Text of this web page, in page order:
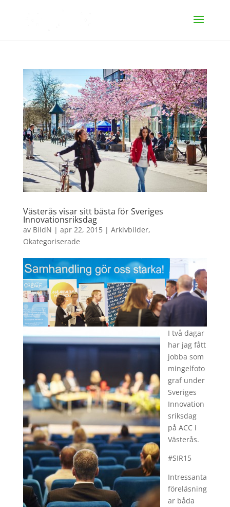
Västerås visar sitt bästa för Sveriges
Innovationsriksdag
av BildN | apr 22, 2015| Arkivbilder,
Okategoriserade
I två dagar
har jag fått
jobba som
mingelfoto
graf under
Sveriges
Innovation
sriksdag
på ACC i
Västerås.
#SIR15
Intressanta
föreläsning
ar båda